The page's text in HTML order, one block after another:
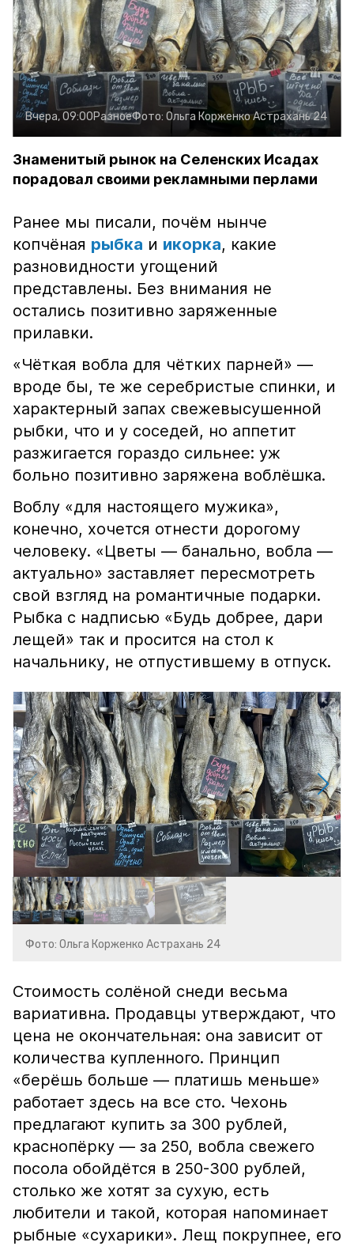
Вчера, 09:00РазноеФото: Ольга КорженкоАстрахань 24
Знаменитый рынок на Селенских Исадах
порадовал своими рекламными перлами
Ранее мы писали, почём нынче
копчёная рыбка и икорка, какие
разновидности угощений
представлены. Без внимания не
остались позитивно заряженные
прилавки.
«Чёткая вобла для чётких парней» —
вроде бы, те же серебристые спинки, и
характерный запах свежевысушенной
рыбки, что и у соседей, но аппетит
разжигается гораздо сильнее: уж
больно позитивно заряжена воблёшка.
Воблу «для настоящего мужика»,
конечно, хочется отнести дорогому
человеку. «Цветы — банально, вобла —
актуально» заставляет пересмотреть
свой взгляд на романтичные подарки.
Рыбка с надписью «Будь добрее, дари
лещей» так и просится на стол к
начальнику, не отпустившему в отпуск.
Фото: Ольга Корженко Астрахань 24
Стоимость солёной снеди весьма
вариативна. Продавцы утверждают, что
цена не окончательная: она зависит от
количества купленного. Принцип
«берёшь больше — платишь меньше»
работает здесь на все сто. Чехонь
предлагают купить за 300 рублей,
краснопёрку — за 250, вобла свежего
посола обойдётся в 250-300 рублей,
столько же хотят за сухую, есть
любители и такой, которая напоминает
рыбные «сухарики». Лещ покрупнее, его